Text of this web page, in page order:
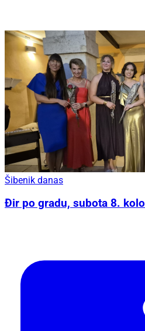
Šibenik danas
Đir po gradu, subota 8.